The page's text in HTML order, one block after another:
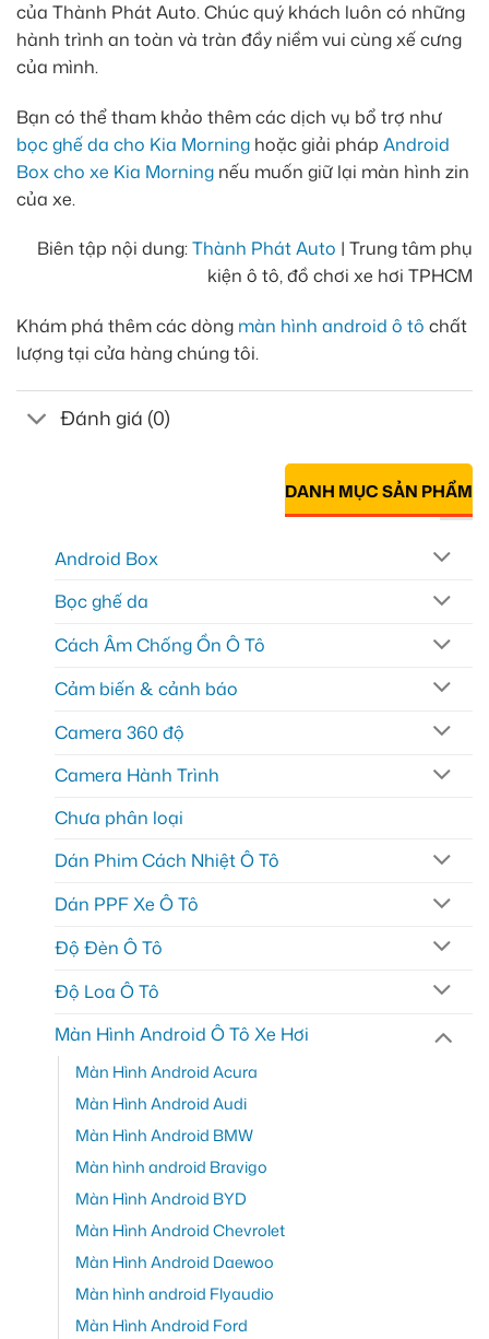
của Thành Phát Auto. Chúc quý khách luôn có những
hành trình an toàn và tràn đầy niềm vui cùng xế cưng
của mình.
Bạn có thể tham khảo thêm các dịch vụ bổ trợ như
bọc ghế da cho Kia Morning hoặc giải pháp Android
Box cho xe Kia Morning nếu muốn giữ lại màn hình zin
của xe.
Biên tập nội dung:Thành Phát Auto | Trung tâm phụ
kiện ô tô, đồ chơi xe hơi TPHCM
Khám phá thêm các dòng màn hình android ô tô chất
lượng tại cửa hàng chúng tôi.
Đánh giá (0)
DANH MỤC SẢN PHẨM
Android Box
Bọc ghế da
Cách Âm Chống Ồn Ô Tô
Cảm biến & cảnh báo
Camera 360 độ
Camera Hành Trình
Chưa phân loại
Dán Phim Cách Nhiệt Ô Tô
Dán PPF Xe Ô Tô
Độ Đèn Ô Tô
Độ Loa Ô Tô
Màn Hình Android Ô Tô Xe Hơi
Màn Hình Android Acura
Màn Hình Android Audi
Màn Hình Android BMW
Màn hình android Bravigo
Màn Hình Android BYD
Màn Hình Android Chevrolet
Màn Hình Android Daewoo
Màn hình android Flyaudio
Màn Hình Android Ford